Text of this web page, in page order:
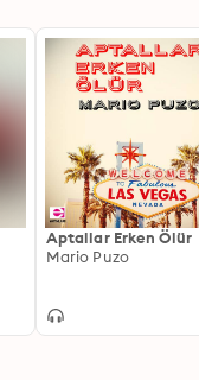
Aptallar Erken Ölür
Mario Puzo